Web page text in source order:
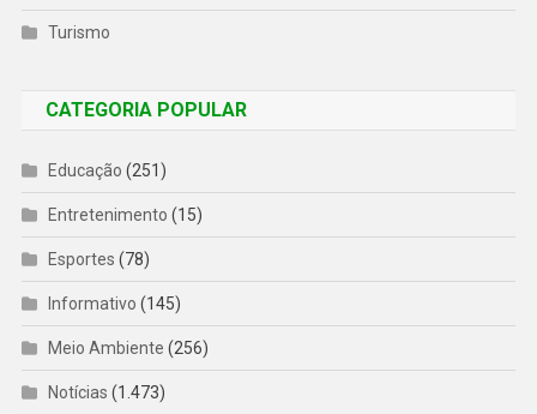
Turismo
CATEGORIA POPULAR
Educação (251)
Entretenimento (15)
Esportes (78)
Informativo (145)
Meio Ambiente (256)
Notícias (1.473)